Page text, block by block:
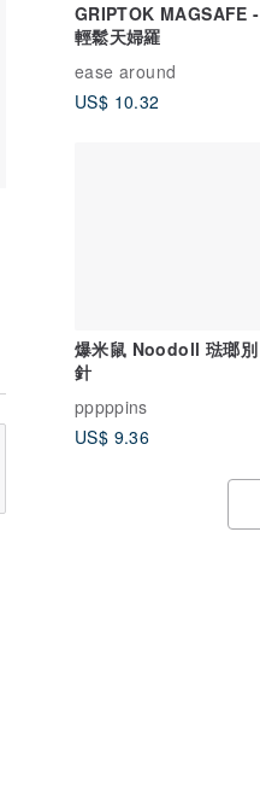
GRIPTOK MAGSAFE -
輕鬆天婦羅
ease around
US$ 10.32
爆米鼠 Noodoll 琺瑯別
針
pppppins
US$ 9.36